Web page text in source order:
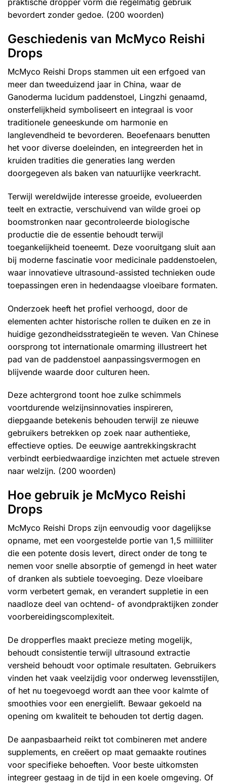
praktische dropper vorm die regelmatig gebruik
bevordert zonder gedoe. (200 woorden)
Geschiedenis van McMyco Reishi
Drops
McMyco Reishi Drops stammen uit een erfgoed van
meer dan tweeduizend jaar in China, waar de
Ganoderma lucidum paddenstoel, Lingzhi genaamd,
onsterfelijkheid symboliseert en integraal is voor
traditionele geneeskunde om harmonie en
langlevendheid te bevorderen. Beoefenaars benutten
het voor diverse doeleinden, en integreerden het in
kruiden tradities die generaties lang werden
doorgegeven als baken van natuurlijke veerkracht.
Terwijl wereldwijde interesse groeide, evolueerden
teelt en extractie, verschuivend van wilde groei op
boomstronken naar gecontroleerde biologische
productie die de essentie behoudt terwijl
toegankelijkheid toeneemt. Deze vooruitgang sluit aan
bij moderne fascinatie voor medicinale paddenstoelen,
waar innovatieve ultrasound-assisted technieken oude
toepassingen eren in hedendaagse vloeibare formaten.
Onderzoek heeft het profiel verhoogd, door de
elementen achter historische rollen te duiken en ze in
huidige gezondheidsstrategieën te weven. Van Chinese
oorsprong tot internationale omarming illustreert het
pad van de paddenstoel aanpassingsvermogen en
blijvende waarde door culturen heen.
Deze achtergrond toont hoe zulke schimmels
voortdurende welzijnsinnovaties inspireren,
diepgaande betekenis behouden terwijl ze nieuwe
gebruikers betrekken op zoek naar authentieke,
effectieve opties. De eeuwige aantrekkingskracht
verbindt eerbiedwaardige inzichten met actuele streven
naar welzijn. (200 woorden)
Hoe gebruik je McMyco Reishi
Drops
McMyco Reishi Drops zijn eenvoudig voor dagelijkse
opname, met een voorgestelde portie van 1,5 milliliter
die een potente dosis levert, direct onder de tong te
nemen voor snelle absorptie of gemengd in heet water
of dranken als subtiele toevoeging. Deze vloeibare
vorm verbetert gemak, en verandert suppletie in een
naadloze deel van ochtend- of avondpraktijken zonder
voorbereidingscomplexiteit.
De dropperfles maakt precieze meting mogelijk,
behoudt consistentie terwijl ultrasound extractie
versheid behoudt voor optimale resultaten. Gebruikers
vinden het vaak veelzijdig voor onderweg levensstijlen,
of het nu toegevoegd wordt aan thee voor kalmte of
smoothies voor een energielift. Bewaar gekoeld na
opening om kwaliteit te behouden tot dertig dagen.
De aanpasbaarheid reikt tot combineren met andere
supplements, en creëert op maat gemaakte routines
voor specifieke behoeften. Voor beste uitkomsten
integreer gestaag in de tijd in een koele omgeving. Of